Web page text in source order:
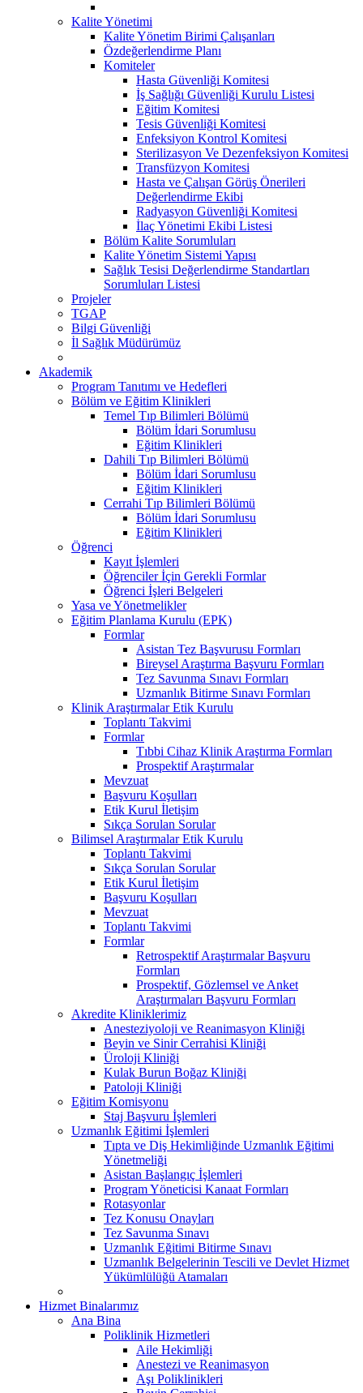
Kalite Yönetimi
Kalite Yönetim Birimi Çalışanları
Özdeğerlendirme Planı
Komiteler
Hasta Güvenliği Komitesi
İş Sağlığı Güvenliği Kurulu Listesi
Eğitim Komitesi
Tesis Güvenliği Komitesi
Enfeksiyon Kontrol Komitesi
Sterilizasyon Ve Dezenfeksiyon Komitesi
Transfüzyon Komitesi
Hasta ve Çalışan Görüş Önerileri
Değerlendirme Ekibi
Radyasyon Güvenliği Komitesi
İlaç Yönetimi Ekibi Listesi
Bölüm Kalite Sorumluları
Kalite Yönetim Sistemi Yapısı
Sağlık Tesisi Değerlendirme Standartları
Sorumluları Listesi
Projeler
TGAP
Bilgi Güvenliği
İl Sağlık Müdürümüz
Akademik
Program Tanıtımı ve Hedefleri
Bölüm ve Eğitim Klinikleri
Temel Tıp Bilimleri Bölümü
Bölüm İdari Sorumlusu
Eğitim Klinikleri
Dahili Tıp Bilimleri Bölümü
Bölüm İdari Sorumlusu
Eğitim Klinikleri
Cerrahi Tıp Bilimleri Bölümü
Bölüm İdari Sorumlusu
Eğitim Klinikleri
Öğrenci
Kayıt İşlemleri
Öğrenciler İçin Gerekli Formlar
Öğrenci İşleri Belgeleri
Yasa ve Yönetmelikler
Eğitim Planlama Kurulu (EPK)
Formlar
Asistan Tez Başvurusu Formları
Bireysel Araştırma Başvuru Formları
Tez Savunma Sınavı Formları
Uzmanlık Bitirme Sınavı Formları
Klinik Araştırmalar Etik Kurulu
Toplantı Takvimi
Formlar
Tıbbi Cihaz Klinik Araştırma Formları
Prospektif Araştırmalar
Mevzuat
Başvuru Koşulları
Etik Kurul İletişim
Sıkça Sorulan Sorular
Bilimsel Araştırmalar Etik Kurulu
Toplantı Takvimi
Sıkça Sorulan Sorular
Etik Kurul İletişim
Başvuru Koşulları
Mevzuat
Toplantı Takvimi
Formlar
Retrospektif Araştırmalar Başvuru
Formları
Prospektif, Gözlemsel ve Anket
Araştırmaları Başvuru Formları
Akredite Kliniklerimiz
Anesteziyoloji ve Reanimasyon Kliniği
Beyin ve Sinir Cerrahisi Kliniği
Üroloji Kliniği
Kulak Burun Boğaz Kliniği
Patoloji Kliniği
Eğitim Komisyonu
Staj Başvuru İşlemleri
Uzmanlık Eğitimi İşlemleri
Tıpta ve Diş Hekimliğinde Uzmanlık Eğitimi
Yönetmeliği
Asistan Başlangıç İşlemleri
Program Yöneticisi Kanaat Formları
Rotasyonlar
Tez Konusu Onayları
Tez Savunma Sınavı
Uzmanlık Eğitimi Bitirme Sınavı
Uzmanlık Belgelerinin Tescili ve Devlet Hizmet
Yükümlülüğü Atamaları
Hizmet Binalarımız
Ana Bina
Poliklinik Hizmetleri
Aile Hekimliği
Anestezi ve Reanimasyon
Aşı Poliklinikleri